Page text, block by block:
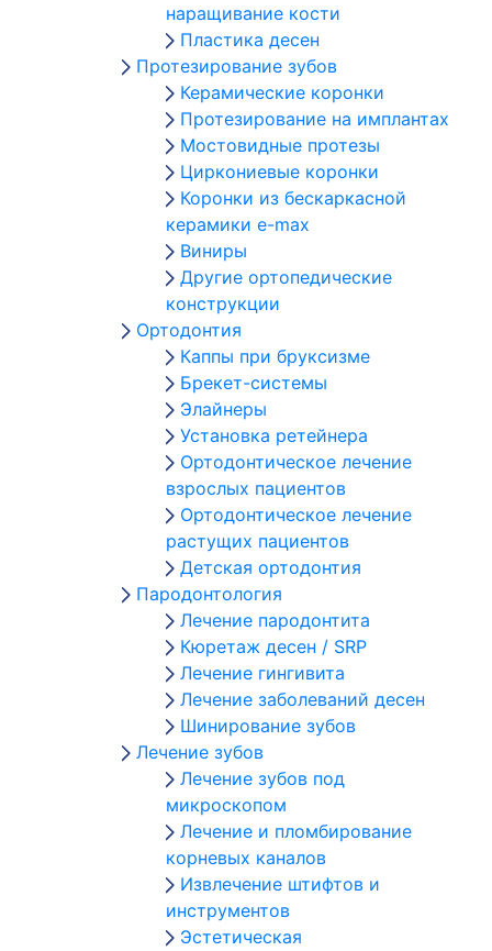
наращивание кости
Пластика десен
Протезирование зубов
Керамические коронки
Протезирование на имплантах
Мостовидные протезы
Циркониевые коронки
Коронки из бескаркасной
керамики e-max
Виниры
Другие ортопедические
конструкции
Ортодонтия
Каппы при бруксизме
Брекет-системы
Элайнеры
Установка ретейнера
Ортодонтическое лечение
взрослых пациентов
Ортодонтическое лечение
растущих пациентов
Детская ортодонтия
Пародонтология
Лечение пародонтита
Кюретаж десен / SRP
Лечение гингивита
Лечение заболеваний десен
Шинирование зубов
Лечение зубов
Лечение зубов под
микроскопом
Лечение и пломбирование
корневых каналов
Извлечение штифтов и
инструментов
Эстетическая